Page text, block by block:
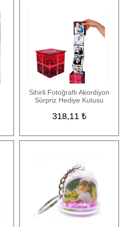
Sihirli Fotoğraflı Akordiyon
Sürpriz Hediye Kutusu
318,11 ₺